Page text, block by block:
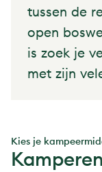
tussen de
open
is zoek je
met zijn
Kies je